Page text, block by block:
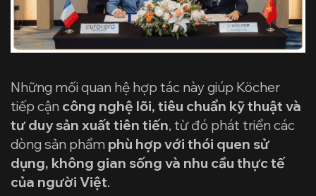
Những mối quan hệ hợp tác này giúp Köcher
tiếp cận công nghệ lõi, tiêu chuẩn kỹ thuật và
tư duy sản xuất tiên tiến, từ đó phát triển các
dòng sản phẩm phù hợp với thói quen sử
dụng, không gian sống và nhu cầu thực tế
của người Việt.